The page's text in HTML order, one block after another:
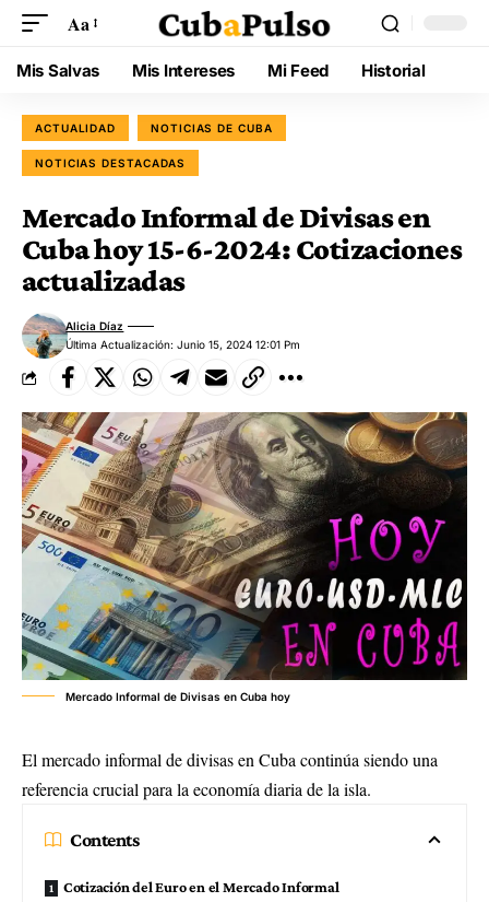
Aa
Mis Salvas Mis Intereses Mi Feed Historial
ACTUALIDAD NOTICIAS DE CUBA
NOTICIAS DESTACADAS
Mercado Informal de Divisas en
Cuba hoy 15-6-2024: Cotizaciones
actualizadas
Última Actualización: Junio 15, 2024 12:01 Pm
Alicia Díaz
Mercado Informal de Divisas en Cuba hoy
El mercado informal de divisas en Cuba continúa siendo una
referencia crucial para la economía diaria de la isla.
Contents
Cotización del Euro en el Mercado Informal